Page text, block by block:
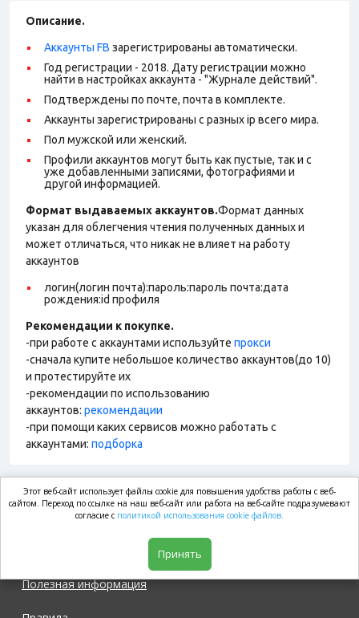
Описание.
Аккаунты FB зарегистрированы автоматически.
Год регистрации - 2018. Дату регистрации можно
найти в настройках аккаунта - "Журнале действий".
Подтверждены по почте, почта в комплекте.
Аккаунты зарегистрированы с разных ip всего мира.
Пол мужской или женский.
Профили аккаунтов могут быть как пустые, так и с
уже добавленными записями, фотографиями и
другой информацией.
Формат выдаваемых аккаунтов.Формат данных
указан для облегчения чтения полученных данных и
может отличаться, что никак не влияет на работу
аккаунтов
логин(логин почта):пароль:пароль почта:дата
рождения:id профиля
Рекомендации к покупке.
-при работе с аккаунтами используйте прокси
-сначала купите небольшое количество аккаунтов(до 10)
и протестируйте их
-рекомендации по использованию
аккаунтов: рекомендации
-при помощи каких сервисов можно работать с
аккаунтами: подборка
market.com
Полезная информация
Этот веб-сайт использует файлы cookie для повышения удобства работы с веб-
сайтом. Переход по ссылке на наш веб-сайт или работа на веб-сайте подразумевают
согласие с политикой использования cookie файлов.
Принять